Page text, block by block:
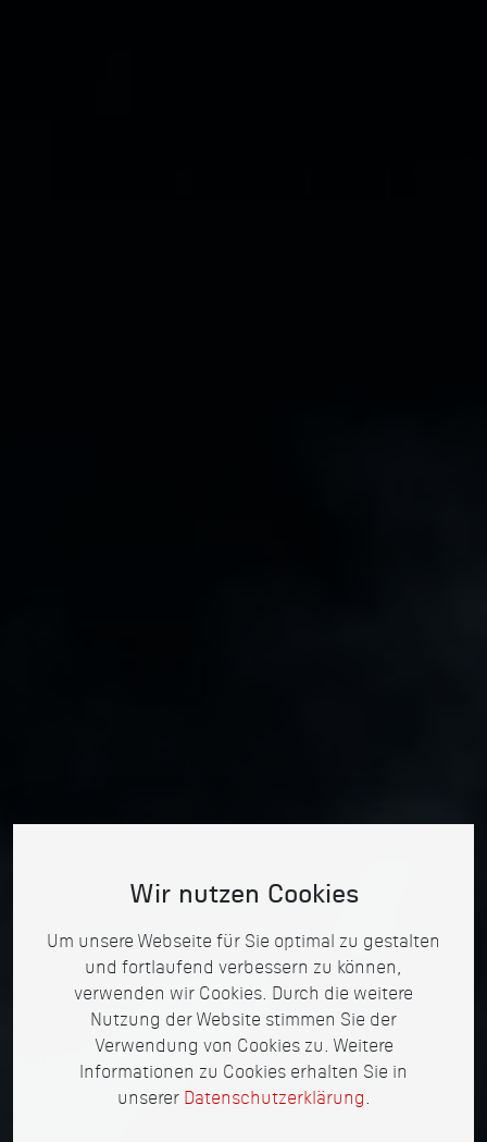
Wir nutzen Cookies
Um unsere Webseite für Sie optimal zu gestalten
und fortlaufend verbessern zu können,
verwenden wir Cookies. Durch die weitere
Nutzung der Website stimmen Sie der
Verwendung von Cookies zu. Weitere
Informationen zu Cookies erhalten Sie in
unserer
Datenschutzerklärung